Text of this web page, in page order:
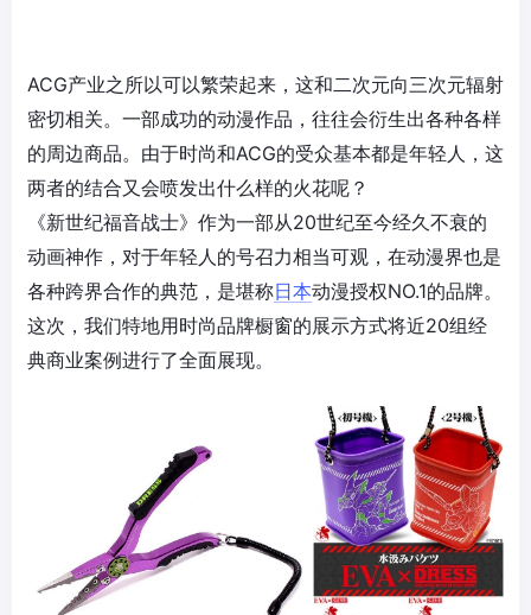
ACG产业之所以可以繁荣起来，这和二次元向三次元辐射
密切相关。一部成功的动漫作品，往往会衍生出各种各样
的周边商品。由于时尚和ACG的受众基本都是年轻人，这
两者的结合又会喷发出什么样的火花呢？
《新世纪福音战士》作为一部从20世纪至今经久不衰的
动画神作，对于年轻人的号召力相当可观，在动漫界也是
各种跨界合作的典范，是堪称日本动漫授权NO.1的品牌。
这次，我们特地用时尚品牌橱窗的展示方式将近20组经
典商业案例进行了全面展现。